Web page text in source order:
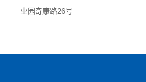
业园奇康路26号